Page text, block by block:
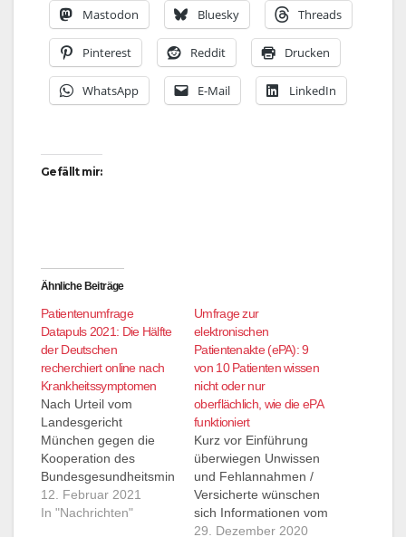
Mastodon Bluesky Threads
Pinterest Reddit Drucken
WhatsApp E-Mail LinkedIn
Gefällt mir:
Ähnliche Beiträge
Patientenumfrage
Datapuls 2021: Die Hälfte
der Deutschen
recherchiert online nach
Krankheitssymptomen
Nach Urteil vom
Landesgericht
München gegen die
Kooperation des
Bundesgesundheitsmin
isteriums mit Google
gibt Studie Aufschluss
12. Februar 2021
In "Nachrichten"
Umfrage zur
elektronischen
Patientenakte (ePA): 9
von 10 Patienten wissen
nicht oder nur
oberflächlich, wie die ePA
funktioniert
Kurz vor Einführung
überwiegen Unwissen
und Fehlannahmen /
Versicherte wünschen
sich Informationen vom
Hausarzt und der
29. Dezember 2020